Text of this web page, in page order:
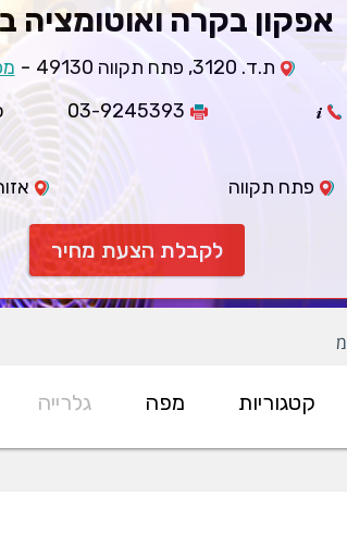
אפקון בקרה ואוטומציה
ת.ד. 3120, פתח תקווה 49130 -
03-9245393
פתח תקווה
לקבלת הצעת מחיר
קטגוריות מפה גלרייה